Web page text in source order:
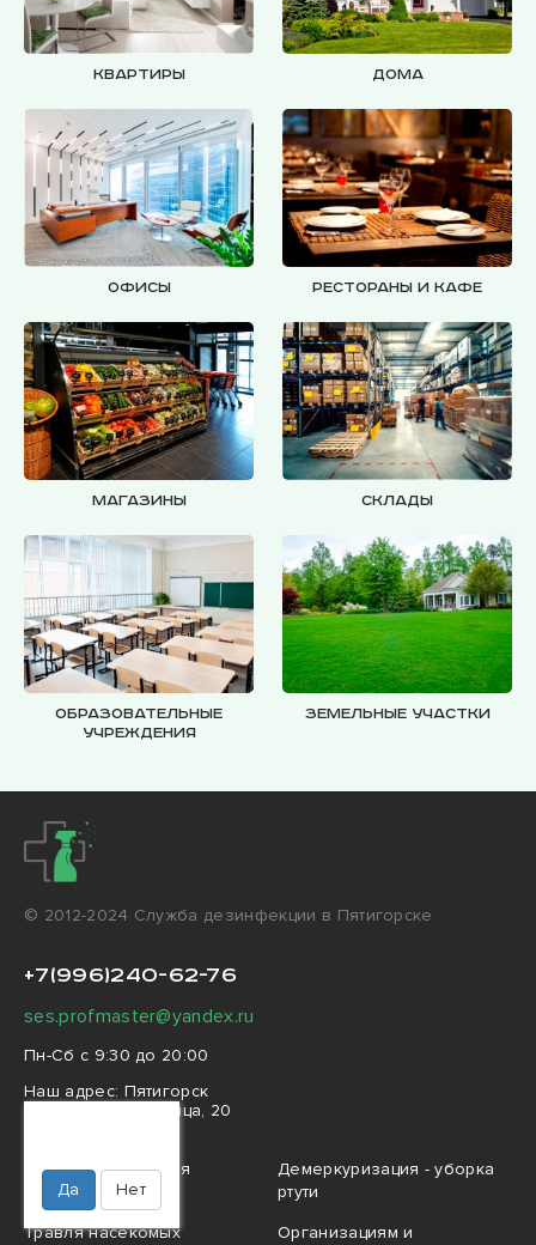
Квартиры Дома
Офисы Рестораны и кафе
Магазины Склады
Образовательные
учреждения
Земельные участки
© 2012-2024 Cлужба дезинфекции в Пятигорске
+7(996)240-62-76
ses.profmaster@yandex.ru
Пн-Сб с 9:30 до 20:00
Наш адрес: Пятигорск
Да Нет
1-я Бульварная улица, 20
Профессиональная
дезинфекция
Травля насекомых
Демеркуризация - уборка
ртути
Организациям и